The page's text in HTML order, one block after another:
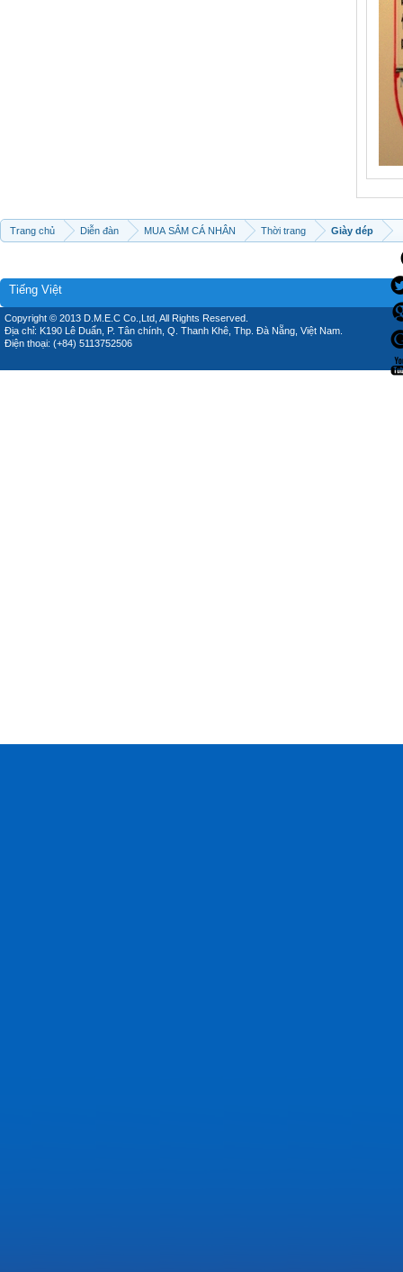
Trang chủ Diễn đàn MUA SẮM CÁ NHÂN Thời trang Giày dép
Tiếng Việt
Copyright © 2013 D.M.E.C Co.,Ltd, All Rights Reserved.
Địa chỉ: K190 Lê Duẩn, P. Tân chính, Q. Thanh Khê, Thp. Đà Nẵng, Việt Nam.
Điện thoại: (+84) 5113752506